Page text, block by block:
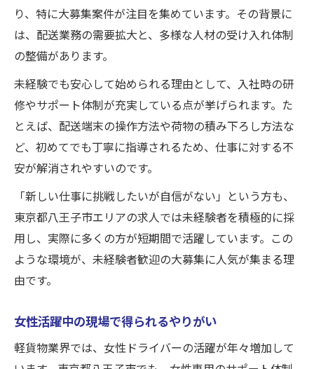
り、特に大募集案件が注目を集めています。その背景に
は、配送業務の需要拡大と、多様な人材の受け入れ体制
の整備があります。
未経験でも安心して始められる理由として、入社時の研
修やサポート体制が充実している点が挙げられます。た
とえば、配送端末の操作方法や荷物の積み下ろし方法な
ど、初めてでも丁寧に指導されるため、仕事に対する不
安が解消されやすいのです。
「新しい仕事に挑戦したいが自信がない」という方も、
東京都八王子市エリアの求人では未経験者を積極的に採
用し、実際に多くの方が短期間で活躍しています。この
ような環境が、未経験者歓迎の大募集に人気が集まる理
由です。
女性活躍中の現場で得られるやりがい
軽貨物業界では、女性ドライバーの活躍が年々増加して